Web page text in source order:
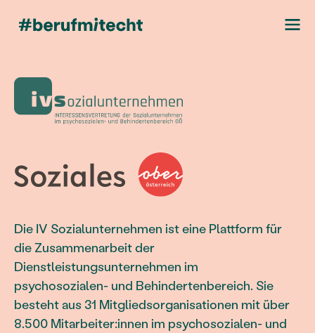
Die IV Sozialunternehmen ist eine Plattform für
die Zusammenarbeit der
Dienstleistungsunternehmen im
psychosozialen- und Behindertenbereich. Sie
besteht aus 31 Mitgliedsorganisationen mit über
8.500 Mitarbeiter:innen im psychosozialen- und